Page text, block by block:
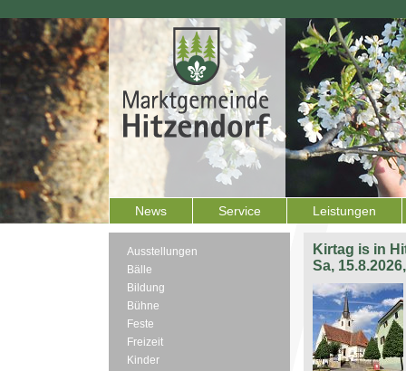
News Service Leistungen
Ausstellungen
Bälle
Bildung
Bühne
Feste
Freizeit
Kinder
Kirtag is in
Sa,